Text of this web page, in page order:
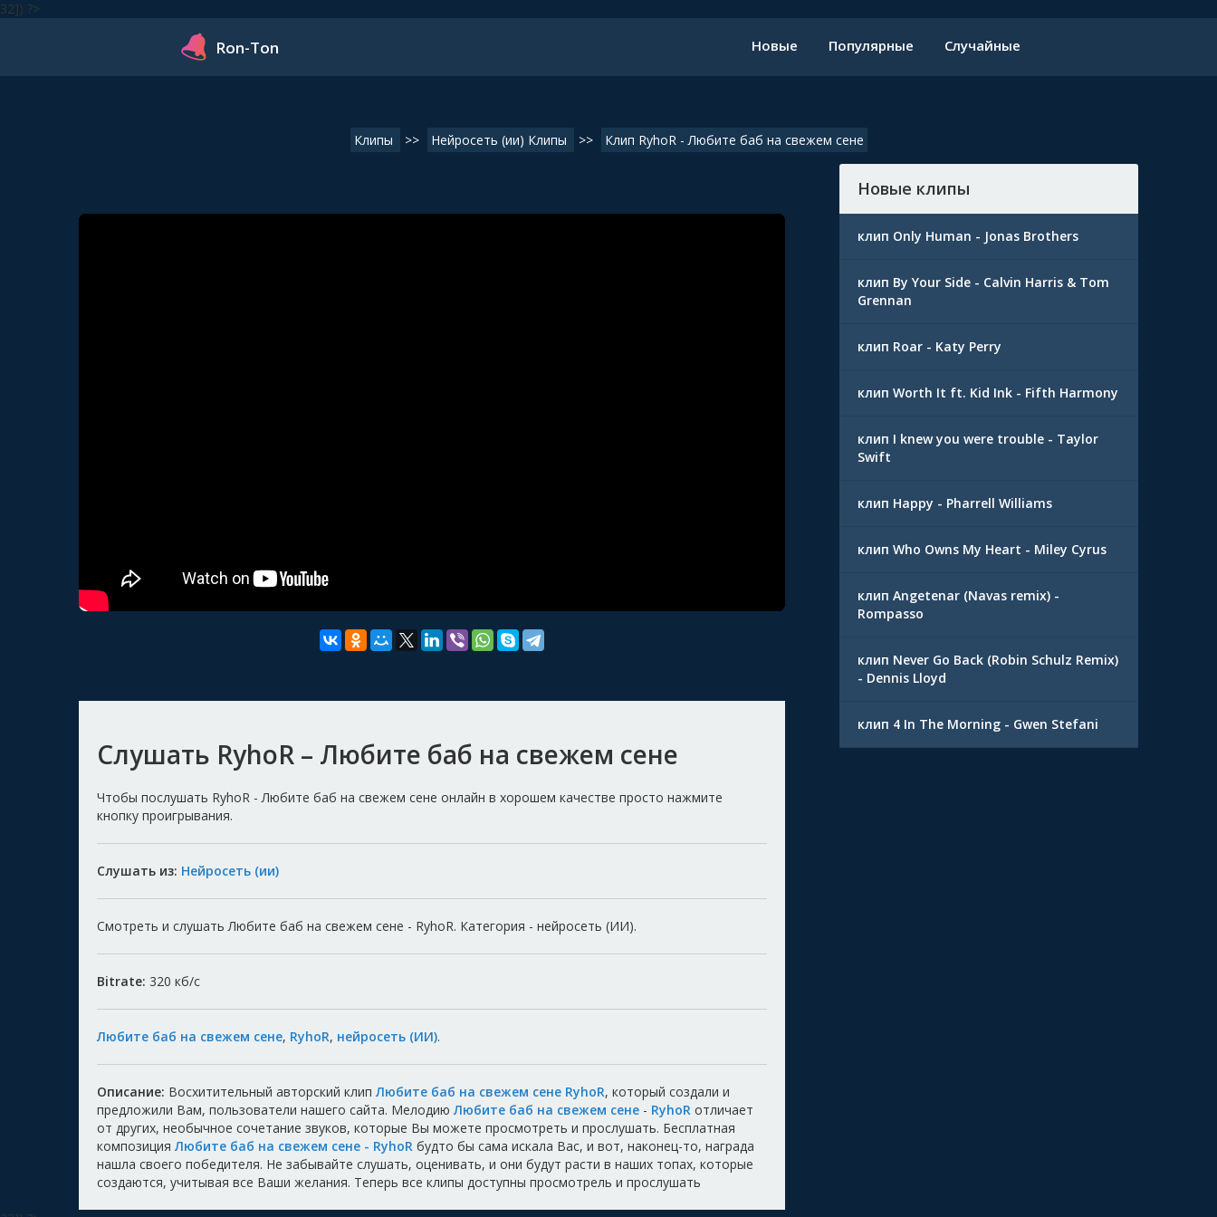
32]) ?>
Ron-Ton Новые Популярные Случайные
Клипы >> Нейросеть (ии) Клипы >> Клип RyhoR - Любите баб на свежем сене
Слушать RyhoR – Любите баб на свежем сене
Чтобы послушать RyhoR - Любите баб на свежем сене онлайн в хорошем качестве просто нажмите
кнопку проигрывания.
Слушать из: Нейросеть (ии)
Смотреть и слушать Любите баб на свежем сене - RyhoR. Категория - нейросеть (ИИ).
Bitrate: 320 кб/с
Любите баб на свежем сене, RyhoR, нейросеть (ИИ).
Описание: Восхитительный авторский клипЛюбите баб на свежем сене RyhoR, который создали и
предложили Вам, пользователи нашего сайта. МелодиюЛюбите баб на свежем сене - RyhoR отличает
от других, необычное сочетание звуков, которые Вы можете просмотреть и прослушать. Бесплатная
композицияЛюбите баб на свежем сене - RyhoR будто бы сама искала Вас, и вот, наконец-то, награда
нашла своего победителя. Не забывайте слушать, оценивать, и они будут расти в наших топах, которые
создаются, учитывая все Ваши желания. Теперь все клипы доступны просмотрель и прослушать
Новые клипы
клип Only Human - Jonas Brothers
клип By Your Side - Calvin Harris & Tom
Grennan
клип Roar - Katy Perry
клип Worth It ft. Kid Ink - Fifth Harmony
клип I knew you were trouble - Taylor
Swift
клип Happy - Pharrell Williams
клип Who Owns My Heart - Miley Cyrus
клип Angetenar (Navas remix) -
Rompasso
клип Never Go Back (Robin Schulz Remix)
- Dennis Lloyd
клип 4 In The Morning - Gwen Stefani